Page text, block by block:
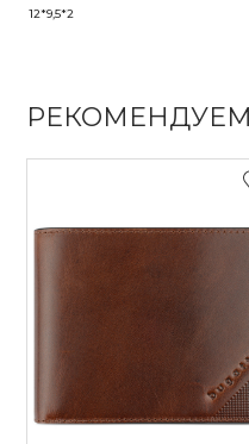
12*9,5*2
РЕКОМЕНДУЕМ